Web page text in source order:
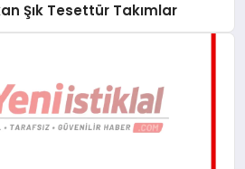
Şık Tesettür Takımlar